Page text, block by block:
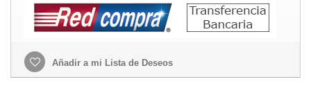
Añadir a mi Lista de Deseos